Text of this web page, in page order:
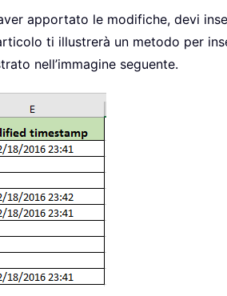
apportato le modifiche, devi
ti illustrerà un metodo per
nell’immagine seguente.